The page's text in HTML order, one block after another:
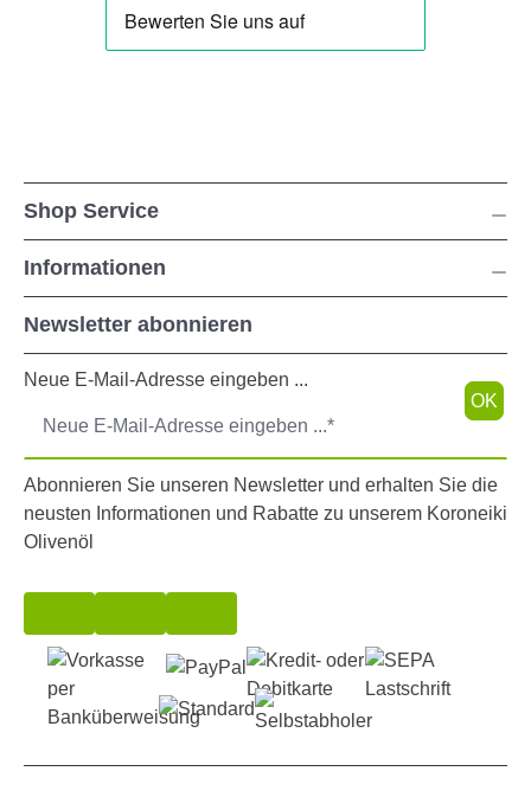
Shop Service
Informationen
Newsletter abonnieren
Neue E-Mail-Adresse eingeben ...
OK
Abonnieren Sie unseren Newsletter und erhalten Sie die
neusten Informationen und Rabatte zu unserem Koroneiki
Olivenöl